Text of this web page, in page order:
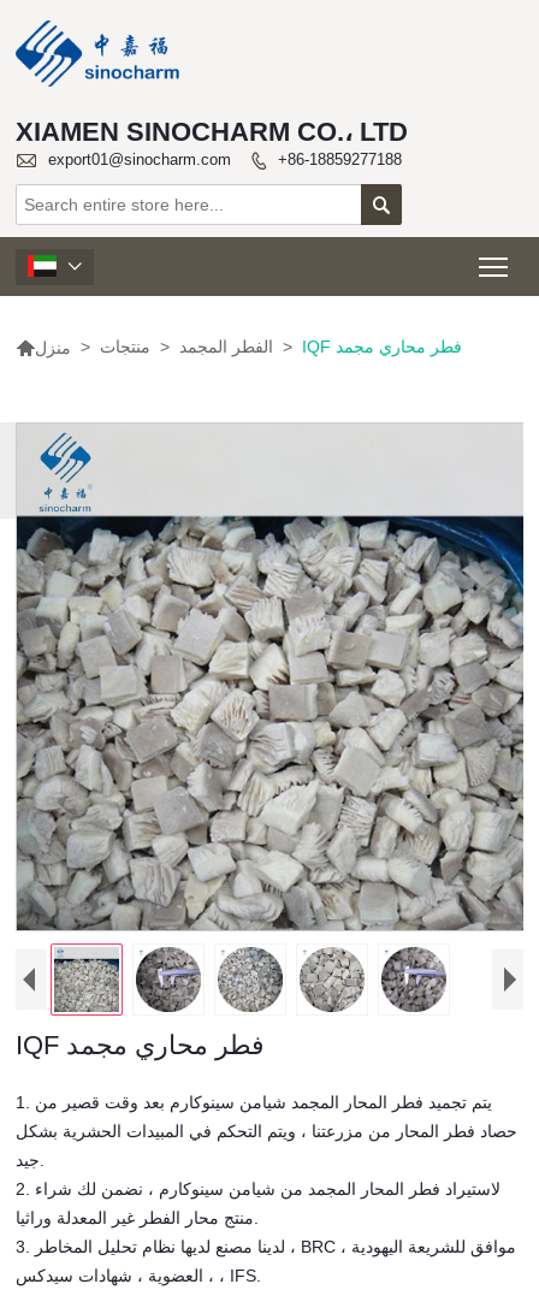
XIAMEN SINOCHARM CO.، LTD
 export01@sinocharm.com  +86-18859277188


منزل > منتجات > الفطر المجمد > IQF فطر محاري مجمد
IQF فطر محاري مجمد
1. يتم تجميد فطر المحار المجمد شيامن سينوكارم بعد وقت قصير من
حصاد فطر المحار من مزرعتنا ، ويتم التحكم في المبيدات الحشرية بشكل
2. لاستيراد فطر المحار المجمد من شيامن سينوكارم ، نضمن لك شراء
3. لدينا مصنع لديها نظام تحليل المخاطر ، BRC ، موافق للشريعة اليهودية
، العضوية ، شهادات سيدكس ، IFS.
المزيد
من
المنتجات